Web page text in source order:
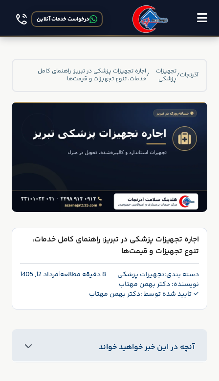
درخواست خدمات آنلاین
آذرنجات/تجهیزات
پزشکی
/اجاره تجهیزات پزشکی در تبریز: راهنمای کامل
خدمات، تنوع تجهیزات و قیمت‌ها
اجاره تجهیزات پزشکی در تبریز: راهنمای کامل خدمات،
تنوع تجهیزات و قیمت‌ها
دسته بندی:تجهیزات پزشکی 8 دقیقه مطالعه |مرداد 12, 1405
نویسنده:دکتر بهمن مهتاب
✓ تایید شده توسط :دکتر بهمن مهتاب
آنچه در این خبر خواهید خواند